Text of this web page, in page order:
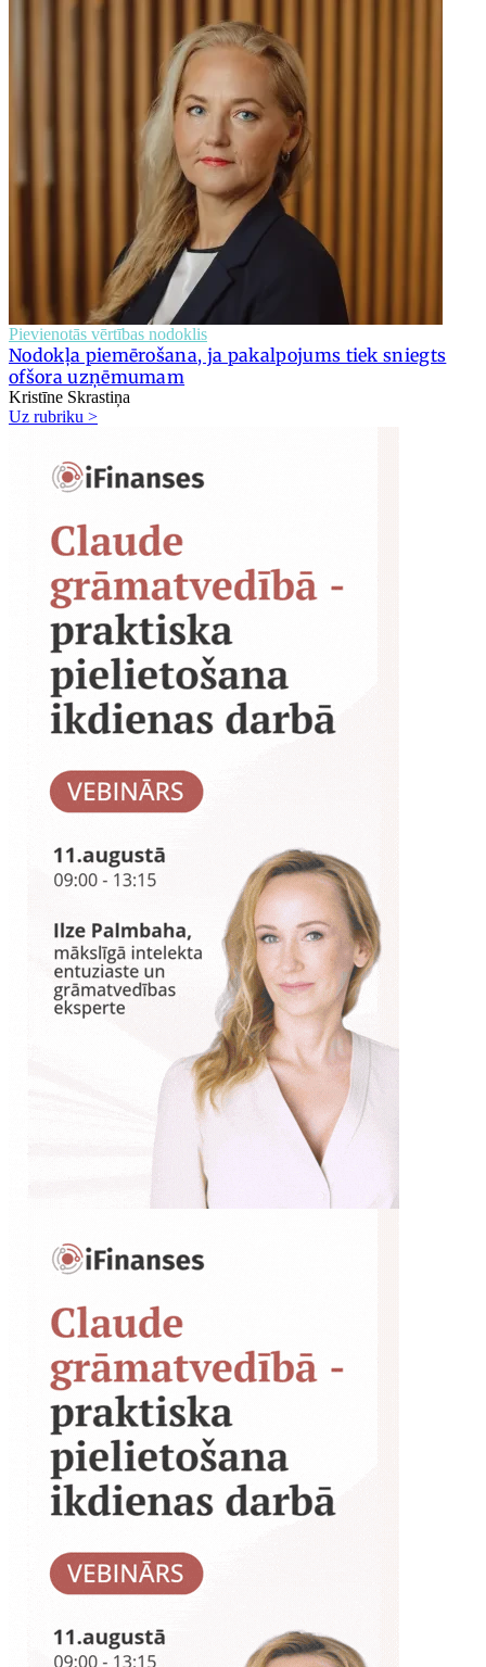
Pievienotās vērtības nodoklis
Nodokļa piemērošana, ja pakalpojums tiek sniegts
ofšora uzņēmumam
Kristīne Skrastiņa
Uz rubriku >